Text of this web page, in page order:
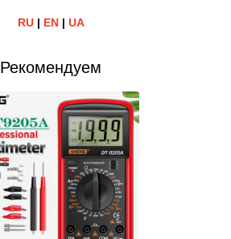
RU| EN| UA
Рекомендуем